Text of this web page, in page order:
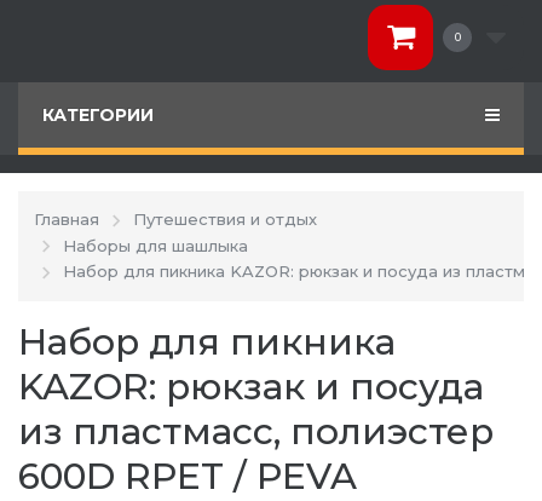
0
КАТЕГОРИИ
Главная
Путешествия и отдых
Наборы для шашлыка
Набор для пикника KAZOR: рюкзак и посуда из
Набор для пикника
KAZOR: рюкзак и посуда
из пластмасс, полиэстер
600D RPET / PEVA